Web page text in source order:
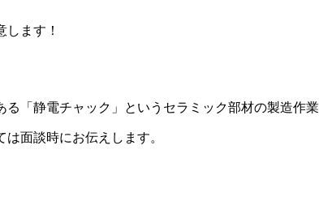
ます！
「静電チャック」というセラミック部材の製造作
面談時にお伝えします。